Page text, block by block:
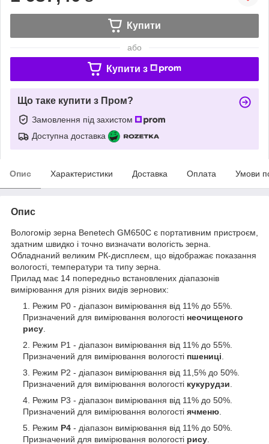
Купити
або
Купити з
Що таке купити з Пром?
Замовлення під захистом
Доступна доставка
Опис Характеристики Доставка Оплата Умови
Опис
Вологомір зерна Benetech GM650C є портативним пристроєм,
здатним швидко і точно визначати вологість зерна.
Обладнаний великим РК-дисплеєм, що відображає показання
вологості, температури та типу зерна.
Прилад має 14 попередньо встановлених діапазонів
вимірювання для різних видів зернових:
Режим Р0 - діапазон вимірювання від 11% до 55%.
Призначений для вимірювання вологості неочищеного
рису
Режим Р1 - діапазон вимірювання від 11% до 55%.
Призначений для вимірювання вологості пшениці
Режим Р2 - діапазон вимірювання від 11,5% до 50%.
Призначений для вимірювання вологості кукурудзи
Режим Р3 - діапазон вимірювання від 11% до 50%.
Призначений для вимірювання вологості ячменю
Режим Р4 - діапазон вимірювання від 11% до 50%.
Призначений для вимірювання вологості рису